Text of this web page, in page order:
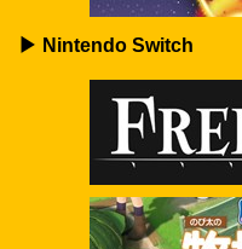
▶ Nintendo Switch